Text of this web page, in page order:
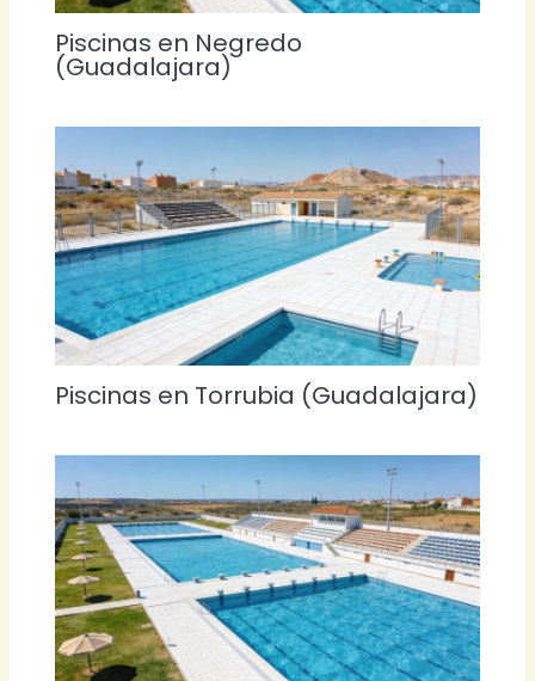
Piscinas en Negredo
(Guadalajara)
Piscinas en Torrubia (Guadalajara)